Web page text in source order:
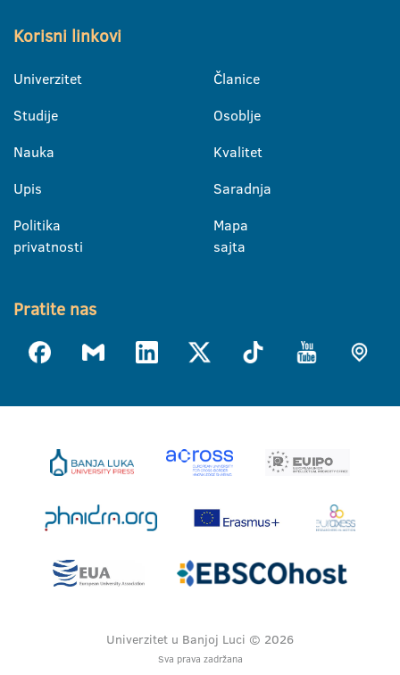
Korisni linkovi
Univerzitet
Studije
Nauka
Upis
Politika
privatnosti
Članice
Osoblje
Kvalitet
Saradnja
Mapa
sajta
Pratite nas
Univerzitet u Banjoj Luci © 2026
Sva prava zadržana